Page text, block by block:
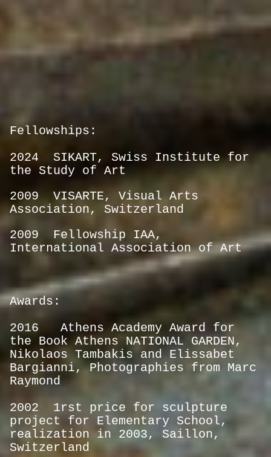
Fellowships:
2024 SIKART,
Swiss Institute for
the Study of Art
2009 VISARTE, Visual Arts
Association, Switzerland
2009
Fellowship IAA,
International Association of Art
Awards:
2016 Athens Academy Award for
the Book Athens NATIONAL GARDEN,
Nikolaos Tambakis and Elissabet
Bargianni, Photographies from Marc
Raymond
2002 1rst price for sculpture
project for Elementary School,
realization in 2003, Saillon,
Switzerland